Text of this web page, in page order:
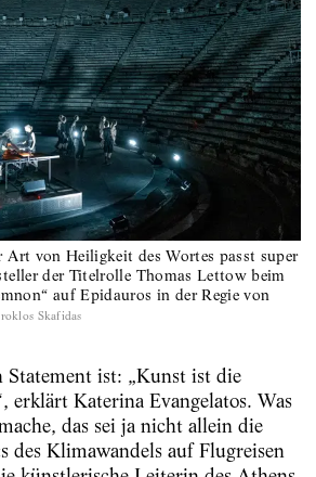
Art von Heiligkeit des Wortes passt super
der Titelrolle Thomas Lettow beim
auf Epidauros in der Regie von
Skafidas
Statement ist: „Kunst ist die
erklärt Katerina Evangelatos. Was
das sei ja nicht allein die
des Klimawandels auf Flugreisen